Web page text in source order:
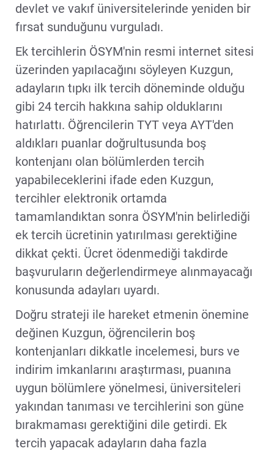
devlet ve vakıf üniversitelerinde yeniden bir
fırsat sunduğunu vurguladı.
Ek tercihlerin ÖSYM'nin resmi internet sitesi
üzerinden yapılacağını söyleyen Kuzgun,
adayların tıpkı ilk tercih döneminde olduğu
gibi 24 tercih hakkına sahip olduklarını
hatırlattı. Öğrencilerin TYT veya AYT'den
aldıkları puanlar doğrultusunda boş
kontenjanı olan bölümlerden tercih
yapabileceklerini ifade eden Kuzgun,
tercihler elektronik ortamda
tamamlandıktan sonra ÖSYM'nin belirlediği
ek tercih ücretinin yatırılması gerektiğine
dikkat çekti. Ücret ödenmediği takdirde
başvuruların değerlendirmeye alınmayacağı
konusunda adayları uyardı.
Doğru strateji ile hareket etmenin önemine
değinen Kuzgun, öğrencilerin boş
kontenjanları dikkatle incelemesi, burs ve
indirim imkanlarını araştırması, puanına
uygun bölümlere yönelmesi, üniversiteleri
yakından tanıması ve tercihlerini son güne
bırakmaması gerektiğini dile getirdi. Ek
tercih yapacak adayların daha fazla